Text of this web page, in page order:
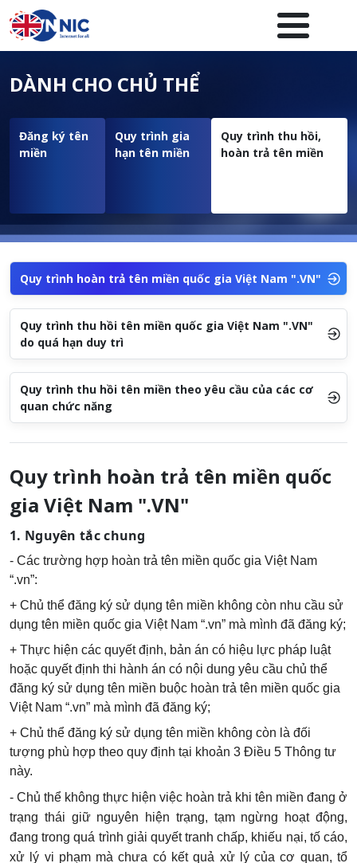
Nhảy đến nội dung
Menuheader của website
DÀNH CHO CHỦ THỂ
Đăng ký tên
miền
Quy trình gia
hạn tên miền
Quy trình thu hồi,
hoàn trả tên miền
Quy trình hoàn trả tên miền quốc gia Việt Nam ".VN"
Quy trình thu hồi tên miền quốc gia Việt Nam ".VN"
do quá hạn duy trì
Quy trình thu hồi tên miền theo yêu cầu của các cơ
quan chức năng
Quy trình hoàn trả tên miền quốc
gia Việt Nam ".VN"
1. Nguyên tắc chung
- Các trường hợp hoàn trả tên miền quốc gia Việt Nam
“.vn”:
+ Chủ thể đăng ký sử dụng tên miền không còn nhu cầu sử
dụng tên miền quốc gia Việt Nam “.vn” mà mình đã đăng ký;
+ Thực hiện các quyết định, bản án có hiệu lực pháp luật
hoặc quyết định thi hành án có nội dung yêu cầu chủ thể
đăng ký sử dụng tên miền buộc hoàn trả tên miền quốc gia
Việt Nam “.vn” mà mình đã đăng ký;
+ Chủ thể đăng ký sử dụng tên miền không còn là đối
tượng phù hợp theo quy định tại khoản 3 Điều 5 Thông tư
này.
- Chủ thể không thực hiện việc hoàn trả khi tên miền đang ở
trạng thái giữ nguyên hiện trạng, tạm ngừng hoạt động,
đang trong quá trình giải quyết tranh chấp, khiếu nại, tố cáo,
xử lý vi phạm mà chưa có kết quả xử lý của cơ quan, tổ